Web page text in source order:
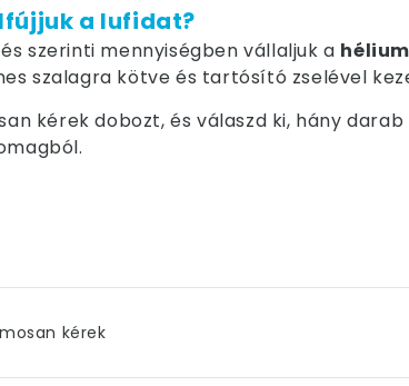
a lufidat?
szerinti mennyiségben vállaljuk a
szalagra kötve és tartósító zselével
kérek dobozt, és válaszd ki, hány
kérek